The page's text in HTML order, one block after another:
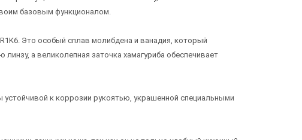
базовым функционалом.
Это особый сплав молибдена и ванадия, который
а великолепная заточка хамагуриба обеспечивает
к коррозии рукоятью, украшенной специальными